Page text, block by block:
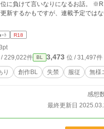
言いなりになるお話。 ※R18、服従、失禁 もしか
新するかもですが、連載予定では
ｰﾄ R18
/ 229,022件 BL 3,473 位 / 31,497件
り 創作BL 失禁 服従 無様
感想
最終更新日